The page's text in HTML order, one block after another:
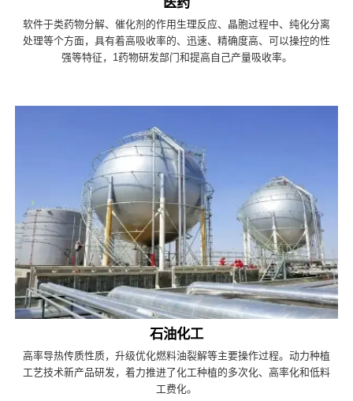
软件于类药物分解、催化剂的作用生理反应、晶胞过程中、纯化分离
处理等个方面，具有着高吸收率的、迅速、精确度高、可以操控的性
强等特征，1药物研发部门和提高自己产量吸收率。
石油化工
高率导热传质性质，升级优化燃料油裂解等主要操作过程。动力种植
工艺技术新产品研发，着力推进了化工种植的多次化、高率化和低料
工费化。